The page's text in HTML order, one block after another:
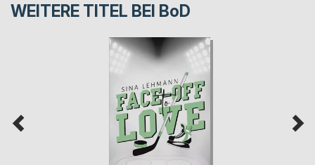
WEITERE TITEL BEI BoD